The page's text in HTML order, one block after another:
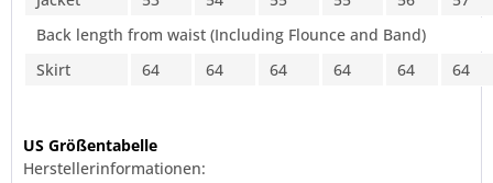
Back length from waist (Including Flounce and Band)
Skirt
64 64 64 64 64 64
US Größentabelle
Herstellerinformationen: